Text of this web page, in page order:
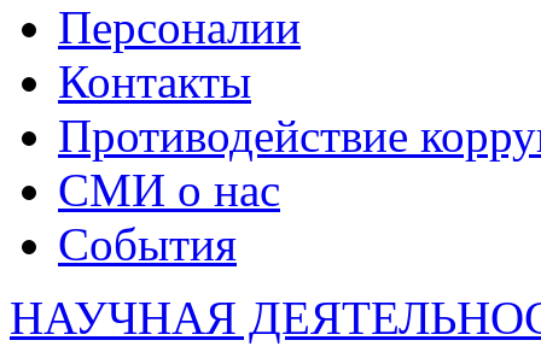
Персоналии
Контакты
Противодействие
СМИ о нас
События
НАУЧНАЯ